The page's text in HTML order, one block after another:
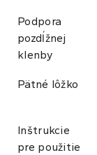
Podpora
pozdĺžnej
klenby
Pätné lôžko
Inštrukcie
pre použitie